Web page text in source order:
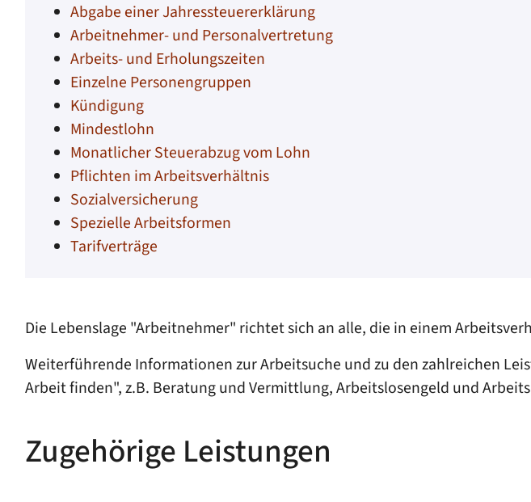
Abgabe einer Jahressteuererklärung
Arbeitnehmer- und Personalvertretung
Arbeits- und Erholungszeiten
Einzelne Personengruppen
Kündigung
Mindestlohn
Monatlicher Steuerabzug vom Lohn
Pflichten im Arbeitsverhältnis
Sozialversicherung
Spezielle Arbeitsformen
Tarifverträge
Die Lebenslage "Arbeitnehmer" richtet sich an alle, die in einem
Weiterführende Informationen zur Arbeitsuche und zu den zahlreichen
Arbeit finden", z.B. Beratung und Vermittlung, Arbeitslosengeld und
Zugehörige Leistungen